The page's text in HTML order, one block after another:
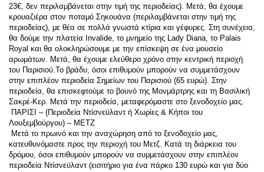
23€, δεν περιλαμβάνεται στην τιμή της περιοδείας). Μετά, θα έχουμε
κρουαζιέρα στον ποταμό Σηκουάνα (περιλαμβάνεται στην τιμή της
περιοδείας), με θέα σε πολλά γνωστά κτίρια και γέφυρες. Στη συνέχεια,
θα δούμε την πλατεία Invalide, το μνημείο της Lady Diana, το Palais
Royal και θα ολοκληρώσουμε με την επίσκεψη σε ένα μουσείο
αρωμάτων. Μετά, θα έχουμε ελεύθερο χρόνο στην κεντρική περιοχή
του Παρισιού.Το βράδυ, όσοι επιθυμούν μπορούν να συμμετάσχουν
στην επιπλέον περιοδεία Σημείων του Παρισιού (65 ευρώ). Στην
περιοδεία, θα επισκεφτούμε το βουνό της Μονμάρτρης και τη Βασιλική
Σακρέ-Κερ. Μετά την περιοδεία, μεταφερόμαστε στο ξενοδοχείο μας.
Λουξεμβούργου) – ΜΕΤΖ
κατευθυνόμαστε προς την περιοχή του Μετζ. Κατά τη διάρκεια του
δρόμου, όσοι επιθυμούν μπορούν να συμμετάσχουν στην επιπλέον
περιοδεία Ντίσνεϋλαντ (εισιτήριο για ένα πάρκο 130 ευρώ και για δύο